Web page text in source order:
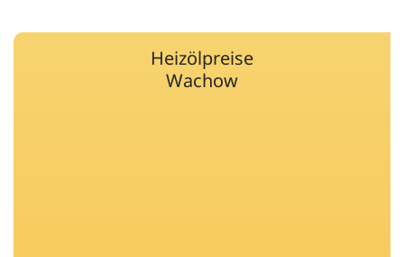
Heizölpreise
Wachow